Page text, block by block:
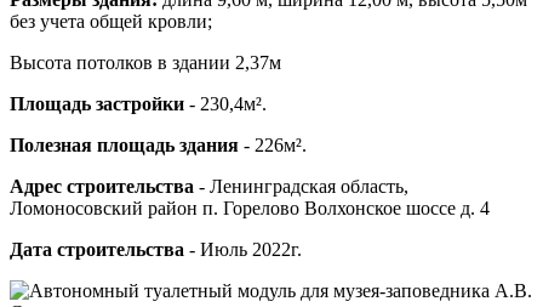
без учета общей кровли;
Высота потолков в здании 2,37м
Площадь застройки - 230,4м².
Полезная площадь здания - 226м².
Адрес строительства - Ленинградская область,
Ломоносовский район п. Горелово Волхонское шоссе д. 4
Дата строительства - Июль 2022г.